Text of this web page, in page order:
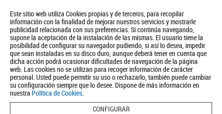
Este sitio web utiliza Cookies propias y de terceros, para recopilar
información con la finalidad de mejorar nuestros servicios y mostrarle
publicidad relacionada con sus preferencias. Si continúa navegando,
supone la aceptación de la instalación de las mismas. El usuario tiene la
posibilidad de configurar su navegador pudiendo, si así lo desea, impedir
que sean instaladas en su disco duro, aunque deberá tener en cuenta que
dicha acción podrá ocasionar dificultades de navegación de la página
web. Las cookies no se utilizan para recoger información de carácter
personal. Usted puede permitir su uso o rechazarlo, también puede cambiar
su configuración siempre que lo desee. Dispone de más información en
nuestra Política de Cookies.
CONFIGURAR
Quiénes somos Turismo Política de Privacidad Aviso Legal
Política de Cookies
BUSCAR